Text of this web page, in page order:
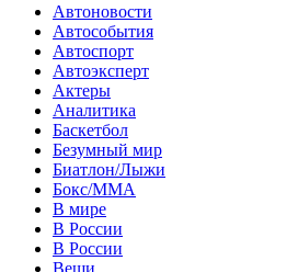
Автоновости
Автособытия
Автоспорт
Автоэксперт
Актеры
Аналитика
Баскетбол
Безумный мир
Биатлон/Лыжи
Бокс/MMA
В мире
В России
В России
Вещи